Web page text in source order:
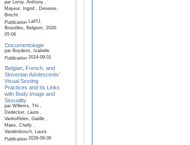
par Leroy, Anthony ,
Mayeur, Ingrid , Deseure,
Brecht
PublicationLaPIJ,
Bruxelles, Belgium, 2026-
05-06
Documentologie
par Boydens, Isabelle
Publication2024-09-01
Belgian, French, and
Slovenian Adolescents’
Visual Sexting
Practices and Its Links
with Body Image and
Sexuality
par Willems, Thi ,
Dedecker, Laure ,
Vanhoffelen, Gaëlle ,
Maes, Chelly ,
Vandenbosch, Laura
Publication2026-08-06